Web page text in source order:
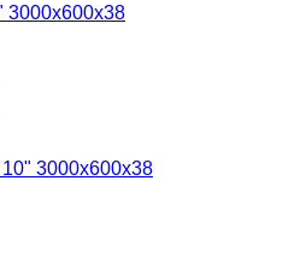
3000х600х38
3000х600х38